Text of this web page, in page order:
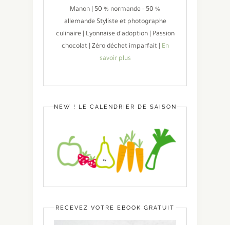
Manon | 50 % normande - 50 %
allemande Styliste et photographe
culinaire | Lyonnaise d'adoption | Passion
chocolat | Zéro déchet imparfait |
En
savoir plus
NEW ! LE CALENDRIER DE SAISON
RECEVEZ VOTRE EBOOK GRATUIT